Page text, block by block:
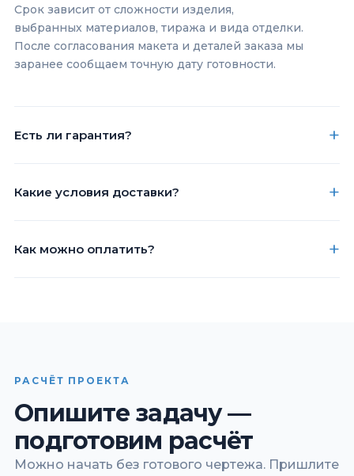
Срок зависит от сложности изделия,
выбранных материалов, тиража и вида отделки.
После согласования макета и деталей заказа мы
заранее сообщаем точную дату готовности.
Есть ли гарантия?
Какие условия доставки?
Как можно оплатить?
РАСЧЁТ ПРОЕКТА
Опишите задачу —
подготовим расчёт
Можно начать без готового чертежа. Пришлите